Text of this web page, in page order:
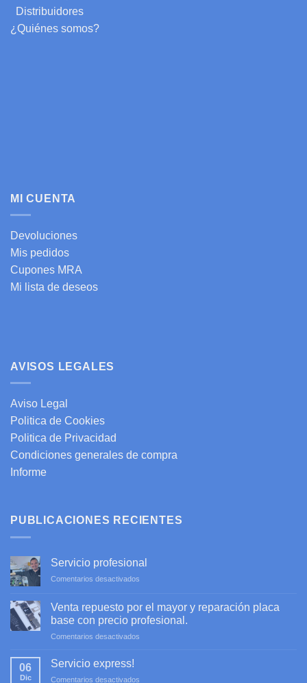
Distribuidores
¿Quiénes somos?
MI CUENTA
Devoluciones
Mis pedidos
Cupones MRA
Mi lista de deseos
AVISOS LEGALES
Aviso Legal
Politica de Cookies
Politica de Privacidad
Condiciones generales de compra
Informe
PUBLICACIONES RECIENTES
Servicio profesional
Comentarios desactivados
profesional
Venta repuesto por el mayor y reparación placa
base con precio profesional.
Comentarios desactivados
06
Dic
Servicio express!
Comentarios desactivados